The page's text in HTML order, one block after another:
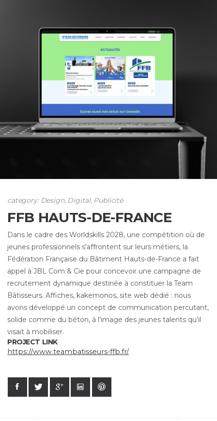
category: Design, Digital, Publicité
FFB HAUTS-DE-FRANCE
Dans le cadre des Worldskills 2028, une compétition où de
jeunes professionnels s'affrontent sur leurs métiers, la
Fédération Française du Bâtiment Hauts-de-France a fait
appel à JBL Com & Cie pour concevoir une campagne de
recrutement dynamique destinée à constituer la Team
Bâtisseurs. Affiches, kakemonos, site web dédié : nous
avons développé un concept de communication percutant,
solide comme du béton, à l’image des jeunes talents qu’il
visait à mobiliser.
PROJECT LINK
https://www.teambatisseurs-ffb.fr/